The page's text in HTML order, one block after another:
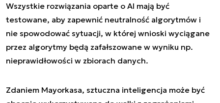
Wszystkie rozwiązania oparte o AI mają być
testowane, aby zapewnić neutralność algorytmów i
nie spowodować sytuacji, w której wnioski wyciągane
przez algorytmy będą zafałszowane w wyniku np.
nieprawidłowości w zbiorach danych.
Zdaniem Mayorkasa, sztuczna inteligencja może być